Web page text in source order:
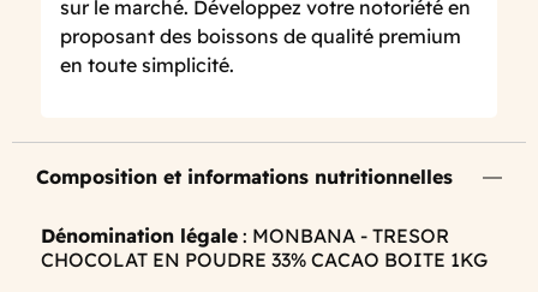
sur le marché. Développez votre notoriété en
proposant des boissons de qualité premium
en toute simplicité.
Composition et informations nutritionnelles
Dénomination légale : MONBANA - TRESOR
CHOCOLAT EN POUDRE 33% CACAO BOITE 1KG